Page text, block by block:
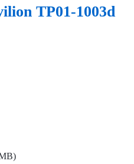
TP01-1003d